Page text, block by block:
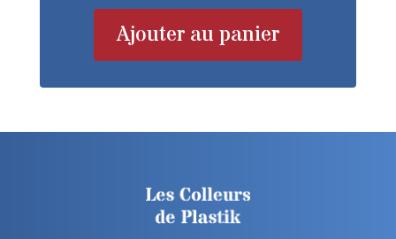
Ajouter au panier